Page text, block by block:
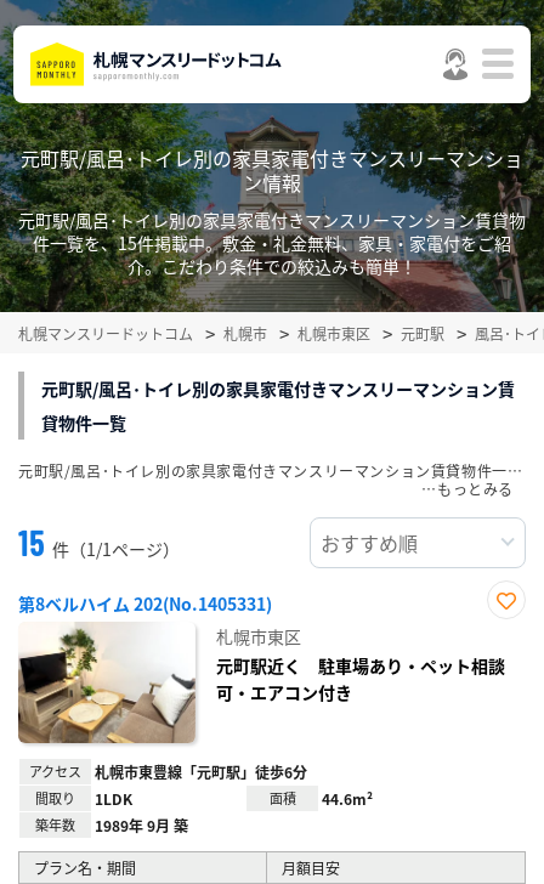
元町駅/風呂･トイレ別の家具家電付きマンスリーマンショ
ン情報
元町駅/風呂･トイレ別の家具家電付きマンスリーマンション賃貸物
件一覧を、15件掲載中。敷金・礼金無料、家具・家電付をご紹
介。こだわり条件での絞込みも簡単！
札幌マンスリードットコム 札幌市 札幌市東区 元町駅 風呂･ト
元町駅/風呂･トイレ別の家具家電付きマンスリーマンション賃
貸物件一覧
15 件（1/1ページ）
第8ベルハイム 202(No.1405331)
り登
録
札幌市東区
元町駅近く 駐車場あり・ペット相談
可・エアコン付き
アクセス 札幌市東豊線「元町駅」徒歩6分
間取り 1LDK 面積 44.6m²
築年数 1989年 9月 築
プラン名・期間
月額目安
元町駅/風呂･トイレ別の家具家電付きマンスリーマンション賃貸物件一覧を、15件掲載中。敷金・礼金無料、家具・家電付をご紹介。こだわり条件での絞込みも簡単！
…